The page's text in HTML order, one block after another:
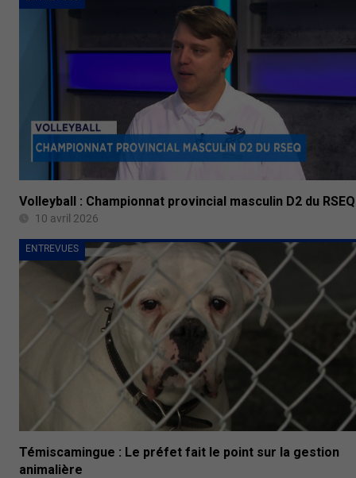
Volleyball : Championnat provincial masculin D2 du RSEQ
10 avril 2026
ENTREVUES
Témiscamingue : Le préfet fait le point sur la gestion
animalière